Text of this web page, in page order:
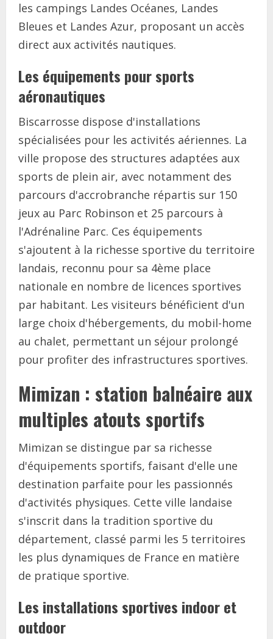
les campings Landes Océanes, Landes
Bleues et Landes Azur, proposant un accès
direct aux activités nautiques.
Les équipements pour sports
aéronautiques
Biscarrosse dispose d'installations
spécialisées pour les activités aériennes. La
ville propose des structures adaptées aux
sports de plein air, avec notamment des
parcours d'accrobranche répartis sur 150
jeux au Parc Robinson et 25 parcours à
l'Adrénaline Parc. Ces équipements
s'ajoutent à la richesse sportive du territoire
landais, reconnu pour sa 4ème place
nationale en nombre de licences sportives
par habitant. Les visiteurs bénéficient d'un
large choix d'hébergements, du mobil-home
au chalet, permettant un séjour prolongé
pour profiter des infrastructures sportives.
Mimizan : station balnéaire aux
multiples atouts sportifs
Mimizan se distingue par sa richesse
d'équipements sportifs, faisant d'elle une
destination parfaite pour les passionnés
d'activités physiques. Cette ville landaise
s'inscrit dans la tradition sportive du
département, classé parmi les 5 territoires
les plus dynamiques de France en matière
de pratique sportive.
Les installations sportives indoor et
outdoor